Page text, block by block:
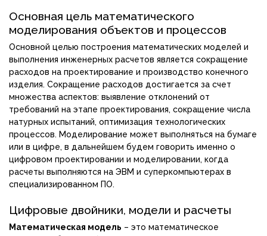
АЭРОКОСМОС
Основная цель математического
моделирования объектов и процессов
Основной целью построения математических моделей и
выполнения инженерных расчетов является сокращение
расходов на проектирование и производство конечного
изделия. Сокращение расходов достигается за счет
множества аспектов: выявление отклонений от
требований на этапе проектирования, сокращение числа
натурных испытаний, оптимизация технологических
процессов. Моделирование может выполняться на бумаге
или в цифре, в дальнейшем будем говорить именно о
цифровом проектировании и моделировании, когда
расчеты выполняются на ЭВМ и суперкомпьютерах в
специализированном ПО.
Цифровые двойники, модели и расчеты
Математическая модель – это математическое